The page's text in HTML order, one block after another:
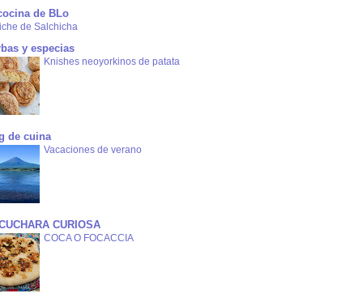
de BLo
de Salchicha
y especias
Knishes neoyorkinos de patata
de cuina
Vacaciones de verano
CURIOSA
COCA O FOCACCIA